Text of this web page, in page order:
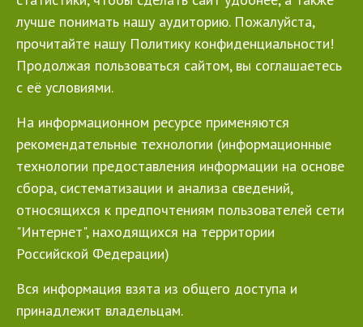
лучше понимать нашу аудиторию. Пожалуйста,
прочитайте нашу Политику конфиденциальности!
Продолжая пользоваться сайтом, вы соглашаетесь
с её условиями.
На информационном ресурсе применяются
рекомендательные технологии (информационные
технологии предоставления информации на основе
сбора, систематизации и анализа сведений,
относящихся к предпочтениям пользователей сети
"Интернет", находящихся на территории
Российской Федерации)
Вся информация взята из общего доступа и
принадлежит владельцам.